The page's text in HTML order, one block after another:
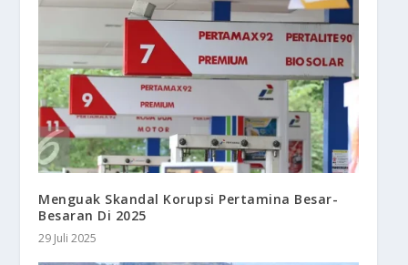
Menguak Skandal Korupsi Pertamina Besar-
Besaran Di 2025
29 Juli 2025